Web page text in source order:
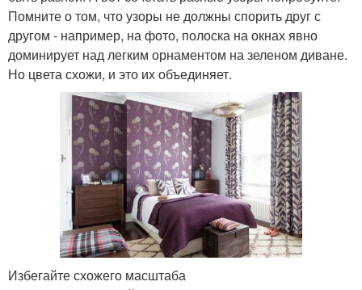
Помните о том, что узоры не должны спорить друг с
другом - например, на фото, полоска на окнах явно
доминирует над легким орнаментом на зеленом диване.
Но цвета схожи, и это их объединяет.
Избегайте схожего масштаба